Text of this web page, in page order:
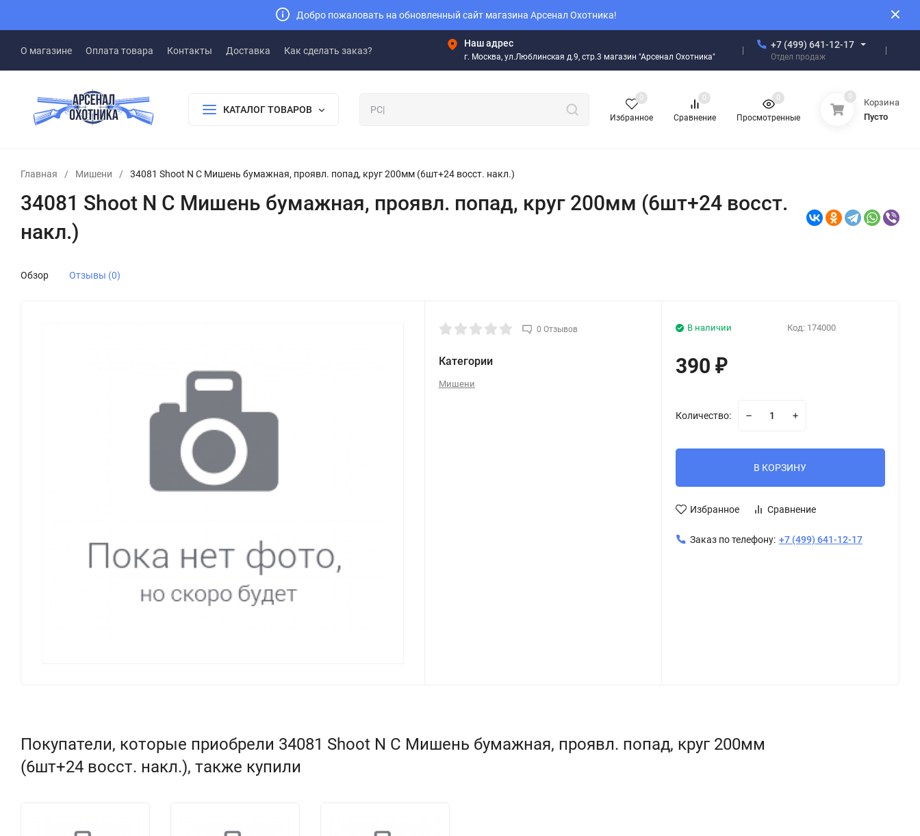
Добро пожаловать на обновленный сайт магазина Арсенал Охотника!
О магазине Оплата товара Контакты Доставка Как сделать заказ?
Наш адрес
г. Москва, ул.Люблинская д.9, стр.3 магазин "Арсенал Охотника"
+7 (499) 641-12-17
Отдел продаж
КАТАЛОГ ТОВАРОВ
Избранное
0
Сравнение
0
Просмотренные
0 0
Корзина
Пусто
Главная / Мишени / 34081 Shoot N C Мишень бумажная, проявл. попад, круг 200мм (6шт+24 восст. накл.)
34081 Shoot N C Мишень бумажная, проявл. попад, круг 200мм (6шт+24 восст.
накл.)
Обзор Отзывы (0)
0 Отзывов
Категории
Мишени
Код: 174000
В наличии
390 ₽
Количество:
В КОРЗИНУ
Избранное Сравнение
Заказ по телефону: +7 (499) 641-12-17
Покупатели, которые приобрели 34081 Shoot N C Мишень бумажная, проявл. попад, круг 200мм
(6шт+24 восст. накл.), также купили